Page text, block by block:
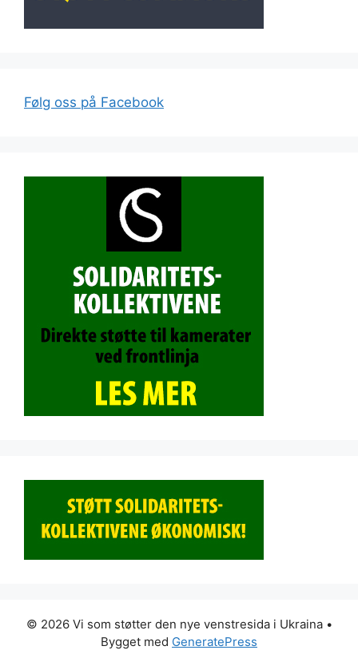
Følg oss på Facebook
© 2026 Vi som støtter den nye venstresida i Ukraina•
Bygget med GeneratePress